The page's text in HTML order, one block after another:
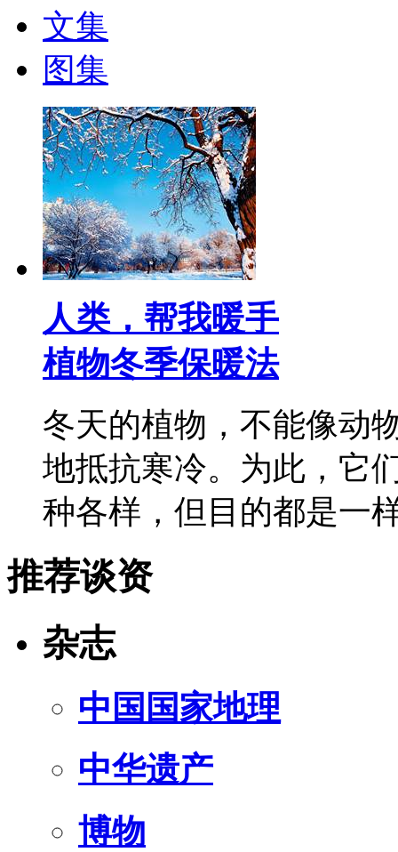
文集
图集
人类，帮我暖手
植物冬季保暖法
冬天的植物，不能像动
地抵抗寒冷。为此，它
种各样，但目的都是
推荐谈资
杂志
中国国家地理
中华遗产
博物